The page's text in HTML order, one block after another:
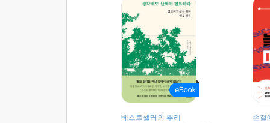
베스트셀러의 뿌리 손절